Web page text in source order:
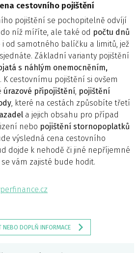
cestovního pojištění
pojištění se pochopitelně odvíjí
do níž míříte, ale také od počtu dnů
od samotného balíčku a limitů, jež
Základní varianty pojištění
s náhlým onemocněním,
. K cestovnímu pojištění si ovšem
úrazové připojištění, pojištění
, které na cestách způsobíte třetí
a jejich obsahu pro případ
nebo pojištění stornopoplatků
výsledná cena cestovního
dojde k nehodě či jiné nepříjemné
vám zajisté bude hodit.
NEBO DOPLŇ INFORMACE